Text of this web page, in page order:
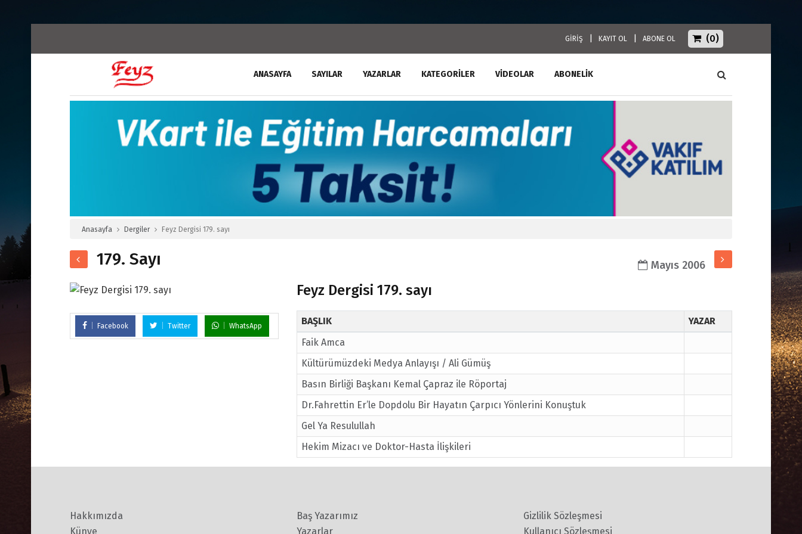
GİRİŞ KAYIT OL ABONE OL (0)
ANASAYFA SAYILAR YAZARLAR KATEGORILER VIDEOLAR ABONELİK
Anasayfa Dergiler Feyz Dergisi 179. sayı
179. Sayı Mayıs 2006
Facebook Twitter WhatsApp
Feyz Dergisi 179. sayı
BAŞLIK
YAZAR
Faik Amca
Kültürümüzdeki Medya Anlayışı / Ali Gümüş
Basın Birliği Başkanı Kemal Çapraz ile Röportaj
Dr.Fahrettin Er’le Dopdolu Bir Hayatın Çarpıcı Yönlerini Konuştuk
Gel Ya Resulullah
Hekim Mizacı ve Doktor-Hasta İlişkileri
Hakkımızda
Künye
Baş Yazarımız
Yazarlar
Gizlilik Sözleşmesi
Kullanıcı Sözleşmesi